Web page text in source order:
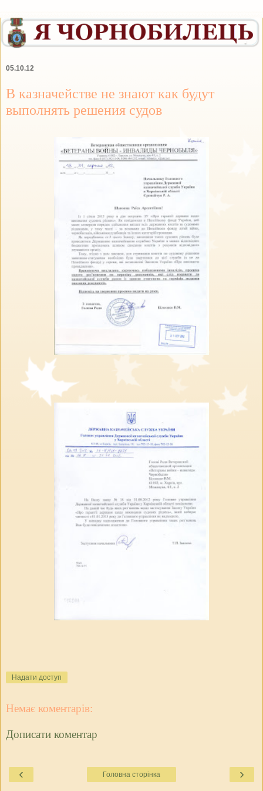
05.10.12
В казначействе не знают как будут
выполнять решения судов
Надати доступ
Немає коментарів:
Дописати коментар
‹ ›
Головна сторінка